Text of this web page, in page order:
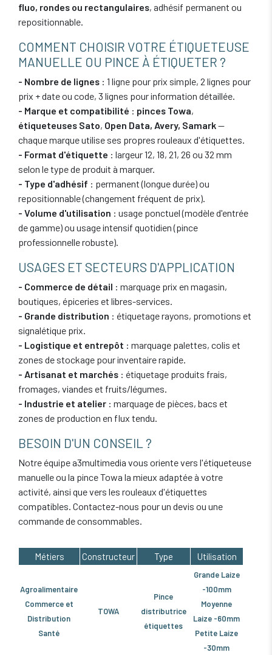
fluo, rondes ou rectangulaires, adhésif permanent ou
repositionnable.
COMMENT CHOISIR VOTRE ÉTIQUETEUSE
MANUELLE OU PINCE À ÉTIQUETER ?
- Nombre de lignes : 1 ligne pour prix simple, 2 lignes pour
prix + date ou code, 3 lignes pour information détaillée.
- Marque et compatibilité : pinces Towa,
étiqueteuses Sato, Open Data, Avery, Samark—
chaque marque utilise ses propres rouleaux d'étiquettes.
- Format d'étiquette : largeur 12, 18, 21, 26 ou 32 mm
selon le type de produit à marquer.
- Type d'adhésif : permanent (longue durée) ou
repositionnable (changement fréquent de prix).
- Volume d'utilisation : usage ponctuel (modèle d'entrée
de gamme) ou usage intensif quotidien (pince
professionnelle robuste).
USAGES ET SECTEURS D'APPLICATION
- Commerce de détail : marquage prix en magasin,
boutiques, épiceries et libres-services.
- Grande distribution : étiquetage rayons, promotions et
signalétique prix.
- Logistique et entrepôt : marquage palettes, colis et
zones de stockage pour inventaire rapide.
- Artisanat et marchés : étiquetage produits frais,
fromages, viandes et fruits/légumes.
- Industrie et atelier : marquage de pièces, bacs et
zones de production en flux tendu.
BESOIN D'UN CONSEIL ?
Notre équipe a3multimedia vous oriente vers l'étiqueteuse
manuelle ou la pince Towa la mieux adaptée à votre
activité, ainsi que vers les rouleaux d'étiquettes
compatibles. Contactez-nous pour un devis ou une
commande de consommables.
Métiers Constructeur Type Utilisation
Agroalimentaire
Commerce et
Distribution
Santé
TOWA
Pince
distributrice
étiquettes
Grande Laize
-100mm
Moyenne
Laize -60mm
Petite Laize
-30mm